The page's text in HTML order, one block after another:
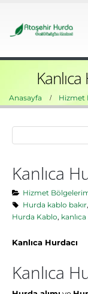
Anasayfa Hizmet
Kanlıca
Hizmet
Hurda kablo bakır,
Hurda Kablo,
Kanlıca Hurdacı
Kanlıca